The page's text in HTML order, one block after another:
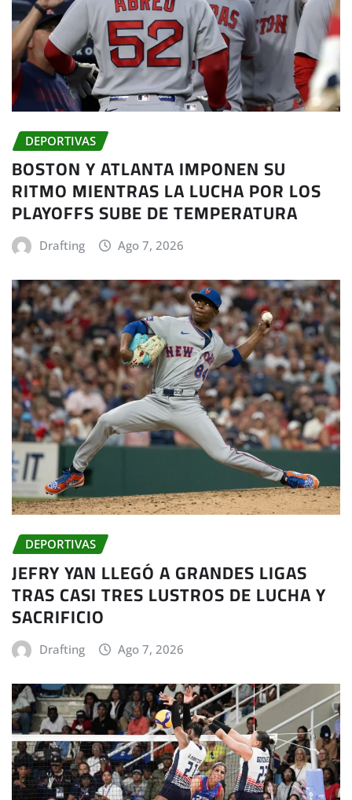
DEPORTIVAS
BOSTON Y ATLANTA IMPONEN SU
RITMO MIENTRAS LA LUCHA POR LOS
PLAYOFFS SUBE DE TEMPERATURA
Drafting Ago 7, 2026
DEPORTIVAS
JEFRY YAN LLEGÓ A GRANDES LIGAS
TRAS CASI TRES LUSTROS DE LUCHA Y
SACRIFICIO
Drafting Ago 7, 2026